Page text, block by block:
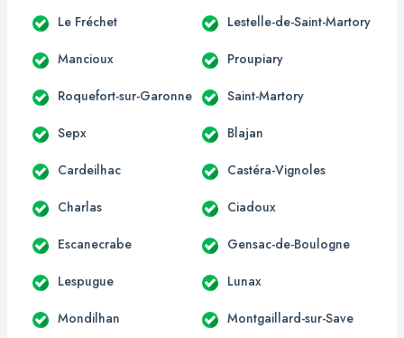
Le Fréchet Lestelle-de-Saint-Martory
Mancioux Proupiary
Roquefort-sur-Garonne Saint-Martory
Sepx Blajan
Cardeilhac Castéra-Vignoles
Charlas Ciadoux
Escanecrabe Gensac-de-Boulogne
Lespugue Lunax
Mondilhan Montgaillard-sur-Save